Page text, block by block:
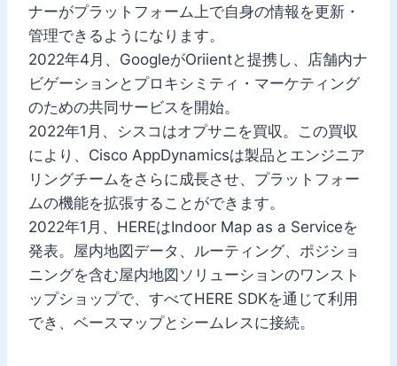
ナーがプラットフォーム上で自身の情報を更新・
管理できるようになります。
2022年4月、GoogleがOriientと提携し、店舗内ナ
ビゲーションとプロキシミティ・マーケティング
のための共同サービスを開始。
2022年1月、シスコはオプサニを買収。この買収
により、Cisco AppDynamicsは製品とエンジニア
リングチームをさらに成長させ、プラットフォー
ムの機能を拡張することができます。
2022年1月、HEREはIndoor Map as a Serviceを
発表。屋内地図データ、ルーティング、ポジショ
ニングを含む屋内地図ソリューションのワンスト
ップショップで、すべてHERE SDKを通じて利用
でき、ベースマップとシームレスに接続。